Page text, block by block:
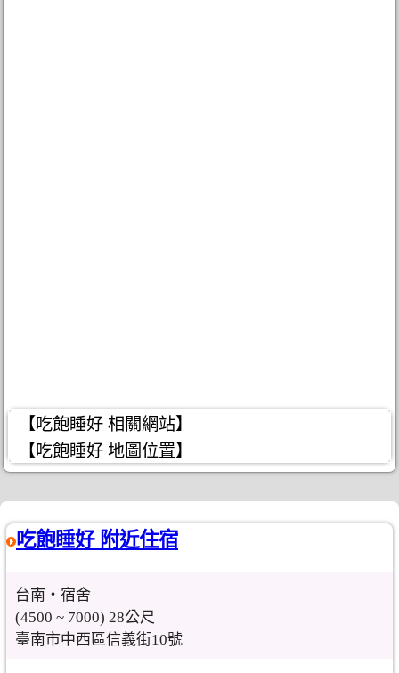
【吃飽睡好 相關網站】
【吃飽睡好 地圖位置】
吃飽睡好 附近住宿
台南‧宿舍
(4500 ~ 7000) 28公尺
臺南市中西區信義街10號